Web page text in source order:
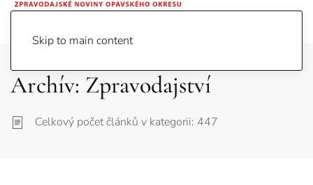
Skip to main content
Archív: Zpravodajství
Celkový počet článků v kategorii: 447